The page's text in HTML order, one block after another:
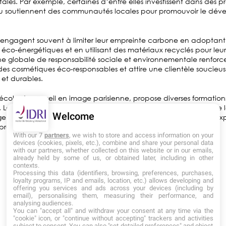
soutiennent des communautés locales pour promouvoir le
souvent à limiter leur empreinte carbone en
énergétiques et en utilisant des matériaux recyclés pour
globale de responsabilité sociale et environnementale
cosmétiques éco-responsables et attire une clientèle
durables.
de conseil en image parisienne, propose diverses
enseignements de qualité, les différents séminaires ainsi que
en alternance permettent aux étudiants d’acquérir toute
du relooking ! N’attendez plus et rejoignez-nous !
< RETOUR AUX ACTUALITÉS >
Welcome
With our 7 partners, we wish to store and access information on your
devices (cookies, pixels, etc.), combine and share your personal data
with our partners, whether collected on this website or in our emails,
already held by some of us, or obtained later, including in other
contexts.
Processing this data (identifiers, browsing, preferences, purchases,
loyalty programs, IP and emails, location, etc.) allows developing and
offering you services and ads across your devices (including by
email), personalising them, measuring their performance, and
analysing audiences.
You can "accept all" and withdraw your consent at any time via the
"cookie" icon, or "continue without accepting" trackers and activities